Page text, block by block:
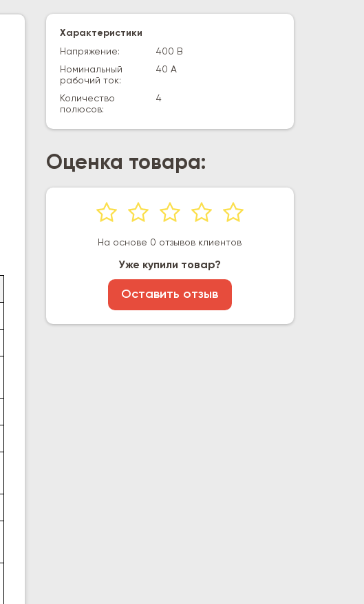
Характеристики
Напряжение:
400 В
Номинальный
рабочий ток:
40 А
Количество
полюсов:
4
Оценка товара:
На основе 0 отзывов клиентов
Уже купили товар?
Оставить отзыв